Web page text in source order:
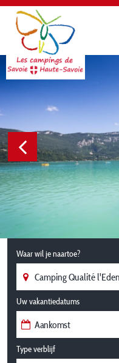
Waar wil je naartoe?
Uw vakantiedatums
Type verblijf